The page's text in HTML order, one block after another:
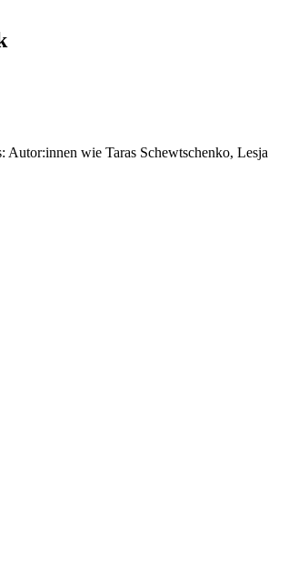
wie Taras Schewtschenko, Lesja